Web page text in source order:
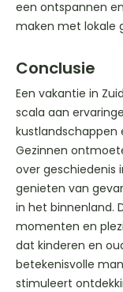
een ontspannen
maken met lokale
Conclusie
Een vakantie in
scala aan
kustlandschappen
Gezinnen
over geschiedenis
genieten van
in het binnenland.
momenten en
dat kinderen en
betekenisvolle
stimuleert